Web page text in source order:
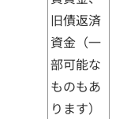
旧債返済
資金（一
部可能な
ものもあ
ります）